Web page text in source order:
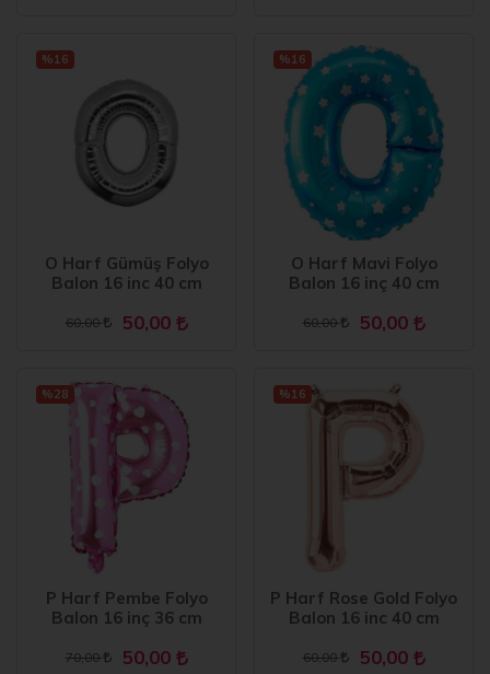
O Harf Gümüş Folyo
Balon 16 inc 40 cm
60,00 50,00
%16
O Harf Mavi Folyo
Balon 16 inç 40 cm
60,00 50,00
%16
P Harf Pembe Folyo
Balon 16 inç 36 cm
70,00 50,00
%28
P Harf Rose Gold Folyo
Balon 16 inc 40 cm
60,00 50,00
%16